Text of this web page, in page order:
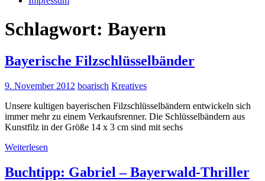
Schlagwort: Bayern
Bayerische Filzschlüsselbänder
9. November 2012 boarisch Kreatives
Unsere kultigen bayerischen Filzschlüsselbändern entwickeln sich
immer mehr zu einem Verkaufsrenner. Die Schlüsselbändern aus
Kunstfilz in der Größe 14 x 3 cm sind mit sechs
Weiterlesen
Buchtipp: Gabriel – Bayerwald-Thriller